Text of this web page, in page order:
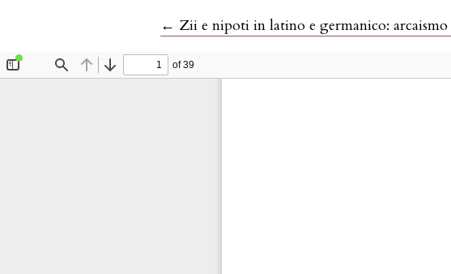
← Ritorna ai dettagli dell'articolo
Zii e nipoti in latino e germanico: